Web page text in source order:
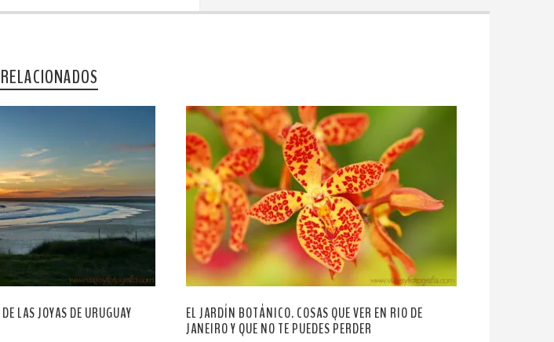
LAS JOYAS DE URUGUAY
EL JARDÍN BOTÁNICO. COSAS QUE VER EN RIO DE
JANEIRO Y QUE NO TE PUEDES PERDER